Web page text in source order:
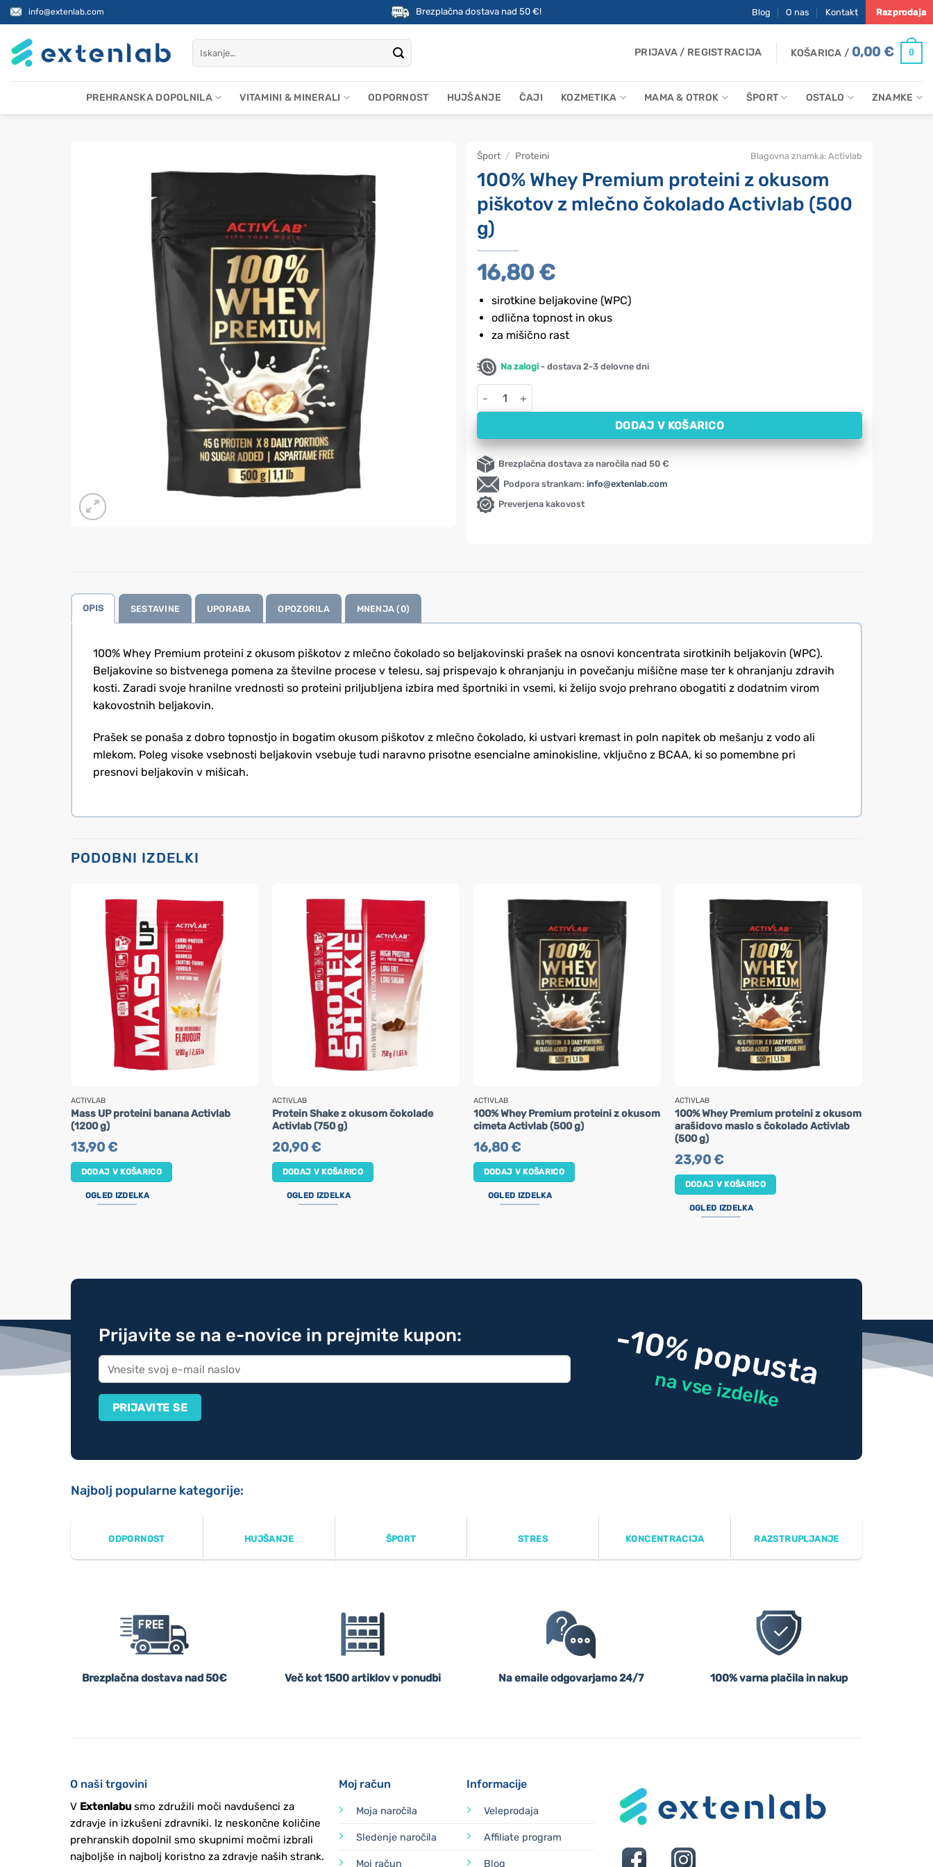
Skoči
na
vsebino
info@extenlab.com Brezplačna dostava nad 50 €! Blog O nas Kontakt Razprodaja
PRIJAVA / REGISTRACIJA KOŠARICA / 0,00€ 0
PREHRANSKA DOPOLNILA VITAMINI & MINERALI ODPORNOST HUJŠANJE ČAJI KOZMETIKA MAMA & OTROK ŠPORT OSTALO ZNAMKE
Šport / Proteini
100% Whey Premium proteini z okusom
piškotov z mlečno čokolado Activlab (500
g)
16,80 €
sirotkine beljakovine (WPC)
odlična topnost in okus
za mišično rast
Na zalogi - dostava 2-3 delovne dni
100% Whey Premium proteini z okusom piškotov z mlečno čokolado Activlab (500 g) količina
DODAJ V KOŠARICO
Brezplačna dostava za naročila nad 50 €
Podpora strankam: info@extenlab.com
Preverjena kakovost
Blagovna znamka: Activlab
OPIS SESTAVINE UPORABA OPOZORILA MNENJA (0)
100% Whey Premium proteini z okusom piškotov z mlečno čokolado so beljakovinski prašek na osnovi koncentrata sirotkinih beljakovin (WPC).
Beljakovine so bistvenega pomena za številne procese v telesu, saj prispevajo k ohranjanju in povečanju mišične mase ter k ohranjanju zdravih
kosti. Zaradi svoje hranilne vrednosti so proteini priljubljena izbira med športniki in vsemi, ki želijo svojo prehrano obogatiti z dodatnim virom
kakovostnih beljakovin.
Prašek se ponaša z dobro topnostjo in bogatim okusom piškotov z mlečno čokolado, ki ustvari kremast in poln napitek ob mešanju z vodo ali
mlekom. Poleg visoke vsebnosti beljakovin vsebuje tudi naravno prisotne esencialne aminokisline, vključno z BCAA, ki so pomembne pri
presnovi beljakovin v mišicah.
PODOBNI IZDELKI
ACTIVLAB
Mass UP proteini banana Activlab
(1200 g)
13,90€
DODAJ V KOŠARICO
OGLED IZDELKA
ACTIVLAB
Protein Shake z okusom čokolade
Activlab (750 g)
20,90€
DODAJ V KOŠARICO
OGLED IZDELKA
ACTIVLAB
100% Whey Premium proteini z okusom
cimeta Activlab (500 g)
16,80€
DODAJ V KOŠARICO
OGLED IZDELKA
ACTIVLAB
100% Whey Premium proteini z okusom
arašidovo maslo s čokolado Activlab
(500 g)
23,90€
DODAJ V KOŠARICO
OGLED IZDELKA
Prijavite se na e-novice in prejmite kupon: -10% popusta
na vse izdelke
Najbolj popularne kategorije:
ODPORNOST HUJŠANJE ŠPORT STRES KONCENTRACIJA RAZSTRUPLJANJE
Brezplačna dostava nad 50€ Več kot 1500 artiklov v ponudbi Na emaile odgovarjamo 24/7 100% varna plačila in nakup
O naši trgovini
V Extenlabusmo združili moči navdušenci za
zdravje in izkušeni zdravniki. Iz neskončne količine
prehranskih dopolnil smo skupnimi močmi izbrali
najboljše in najbolj koristno za zdravje naših strank.
Moj račun
Moja naročila
Sledenje naročila
Moj račun
Informacije
Veleprodaja
Affiliate program
Blog